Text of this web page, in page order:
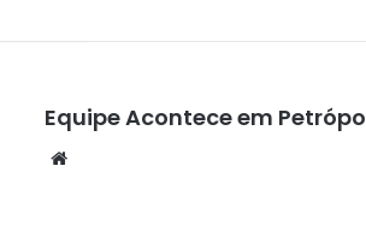
Equipe Acontece em